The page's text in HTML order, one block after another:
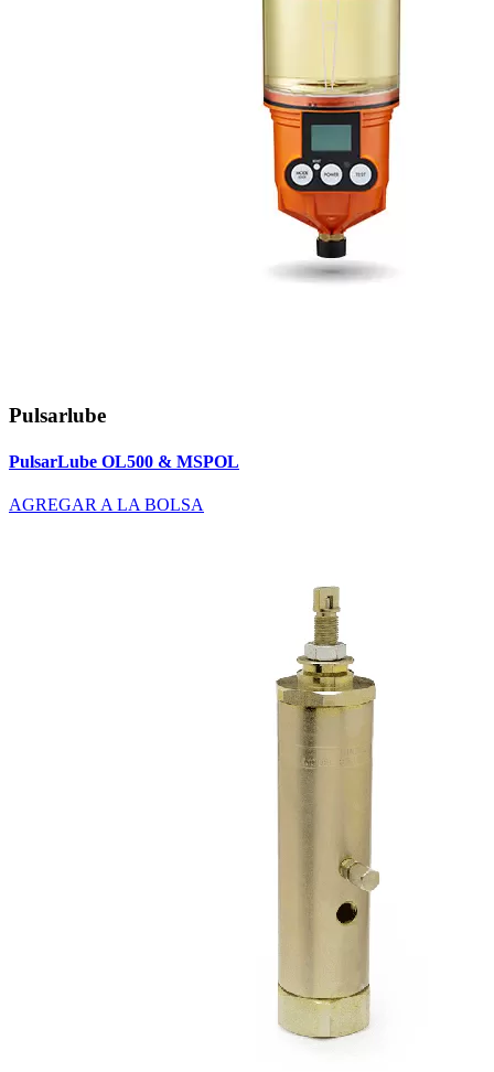
Pulsarlube
PulsarLube OL500 & MSPOL
AGREGAR A LA BOLSA